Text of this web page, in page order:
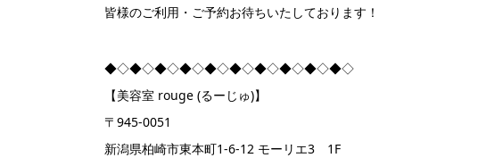
皆様のご利用・ご予約お待ちいたしております！
◆◇◆◇◆◇◆◇◆◇◆◇◆◇◆◇◆◇◆◇
【美容室 rouge (るーじゅ)】
〒945-0051
新潟県柏崎市東本町1-6-12 モーリエ3 1F